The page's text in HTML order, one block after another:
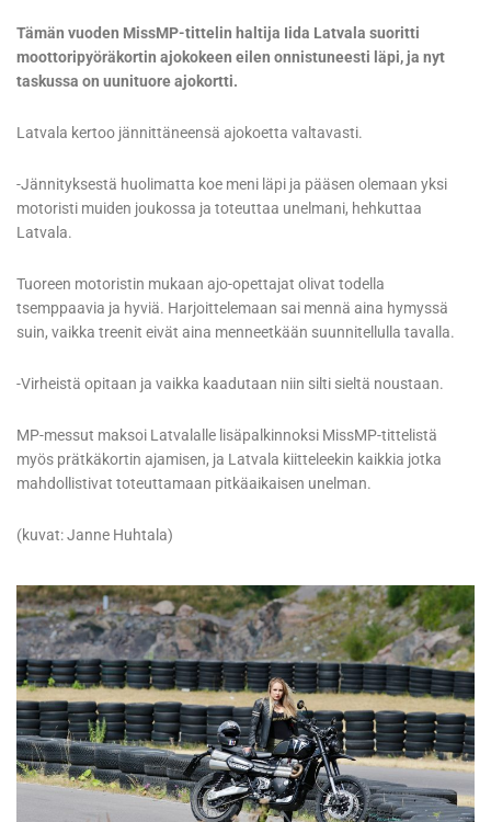
Tämän vuoden MissMP-tittelin haltija Iida Latvala suoritti
moottoripyöräkortin ajokokeen eilen onnistuneesti läpi, ja nyt
taskussa on uunituore ajokortti.
Latvala kertoo jännittäneensä ajokoetta valtavasti.
-Jännityksestä huolimatta koe meni läpi ja pääsen olemaan yksi
motoristi muiden joukossa ja toteuttaa unelmani, hehkuttaa
Latvala.
Tuoreen motoristin mukaan ajo-opettajat olivat todella
tsemppaavia ja hyviä. Harjoittelemaan sai mennä aina hymyssä
suin, vaikka treenit eivät aina menneetkään suunnitellulla tavalla.
-Virheistä opitaan ja vaikka kaadutaan niin silti sieltä noustaan.
MP-messut maksoi Latvalalle lisäpalkinnoksi MissMP-tittelistä
myös prätkäkortin ajamisen, ja Latvala kiitteleekin kaikkia jotka
mahdollistivat toteuttamaan pitkäaikaisen unelman.
(kuvat: Janne Huhtala)